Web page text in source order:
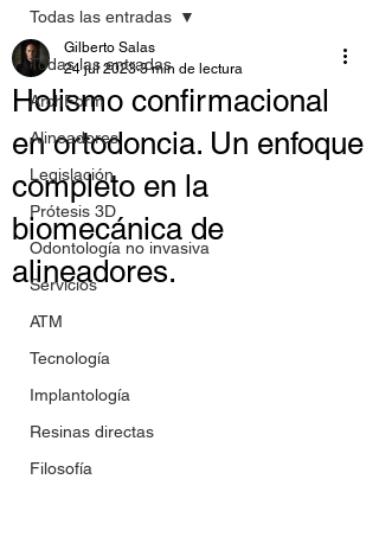
Todas las entradas
ArchForm
Alineadores
Legislación
Prótesis 3D
Odontología no invasiva
Servicios
ATM
Tecnología
Implantología
Resinas directas
Filosofía
Todas las entradas
Holismo confirmacional
en ortodoncia. Un enfoque
completo en la
biomecánica de
alineadores.
Gilberto Salas
24 jul 2023 3 min de lectura